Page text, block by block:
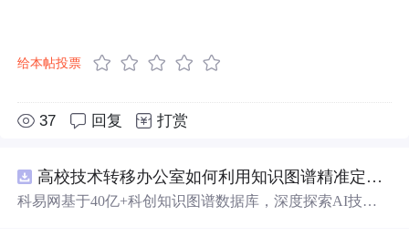
给本帖投票
37 回复 打赏
高校技术转移办公室如何利用知识图谱精准定位产业需求与技术适配点？.docx
科易网基于40亿+科创知识图谱数据库，深度探索AI技术